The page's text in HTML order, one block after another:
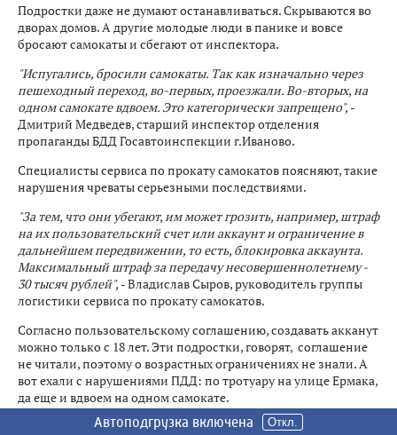
Подростки даже не думают останавливаться. Скрываются во
дворах домов. А другие молодые люди в панике и вовсе
бросают самокаты и сбегают от инспектора.
"Испугались, бросили самокаты. Так как изначально через
пешеходный переход, во-первых, проезжали. Во-вторых, на
одном самокате вдвоем. Это категорически запрещено", -
Дмитрий Медведев, старший инспектор отделения
пропаганды БДД Госавтоинспекции г.Иваново.
Специалисты сервиса по прокату самокатов поясняют, такие
нарушения чреваты серьезными последствиями.
"За тем, что они убегают, им может грозить, например, штраф
на их пользовательский счет или аккаунт и ограничение в
дальнейшем передвижении, то есть, блокировка аккаунта.
Максимальный штраф за передачу несовершеннолетнему -
30 тысяч рублей", - Владислав Сыров, руководитель группы
логистики сервиса по прокату самокатов.
Согласно пользовательскому соглашению, создавать акканут
можно только с 18 лет. Эти подростки, говорят, соглашение
не читали, поэтому о возрастных ограничениях не знали. А
вот ехали с нарушениями ПДД: по тротуару на улице Ермака,
да еще и вдвоем на одном самокате.
"Чтобы в дальнейшем вот этого не повторялось. Поскольку 14
Автоподгрузка включена Откл.
Автоподгрузка включена Откл.
Автоподгрузка включена Откл.
Автоподгрузка включена Откл.
Автоподгрузка включена Откл.
Автоподгрузка включена Откл.
Автоподгрузка включена Откл.